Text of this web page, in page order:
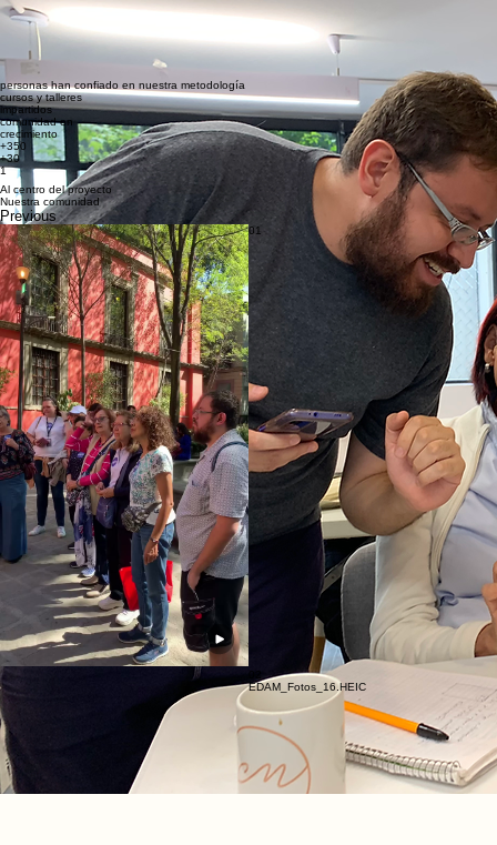
Lo que diferencia a edam no es el contenido sino cómo lo enseñamos. Desarrollamos una
metodología pedagógica única
basada en la empatía y la paciencia.
Nuestro enfoque es enseñar procesos y patrones, no instrucciones.
+30
1
personas han confiado en
nuestra metodología
cursos y talleres
impartidos
comunidad en crecimiento
personas han confiado en nuestra metodología
cursos y talleres
impartidos
comunidad en
crecimiento
+350
+30
1
Al centro del proyecto
Nuestra comunidad
Previous
02
EDAM_Fotos_16.HEIC